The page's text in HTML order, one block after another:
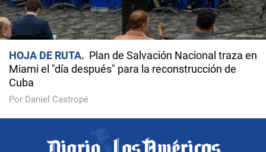
HOJA DE RUTA
Plan de Salvación Nacional traza en
Miami el "día después" para la reconstrucción de
Cuba
Por Daniel Castropé